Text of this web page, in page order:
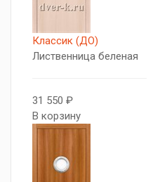
Классик (ДО)
Лиственница беленая
31 550 ₽
В корзину